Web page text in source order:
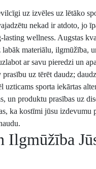
uz izvēles uz lētāko
nekad ir atdoto, jo
wellness. Augstas
materiālu, ilgmūžība,
ar savu pieredzi un
prasību uz tērēt daudz;
uzticams sporta iekārtas
un produktu prasības uz
ka kostīmi jūsu izdevumu
Ilgmūžība